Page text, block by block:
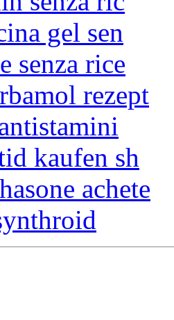
gel sen
senza rice
rezept
kaufen sh
achete